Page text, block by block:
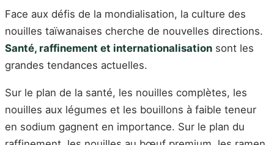
Face aux défis de la mondialisation, la culture des
nouilles taïwanaises cherche de nouvelles directions.
Santé, raffinement et internationalisation sont les
grandes tendances actuelles.
Sur le plan de la santé, les nouilles complètes, les
nouilles aux légumes et les bouillons à faible teneur
en sodium gagnent en importance. Sur le plan du